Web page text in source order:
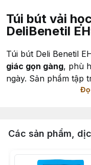
Túi bút vải
DeliBenetil
Túi bút Deli Benetil
giác gọn gàng, phù
ngày. Sản phẩm tập
vừa đủ và tính tiện
Chất liệuvải Oxford
Các sản phẩm,